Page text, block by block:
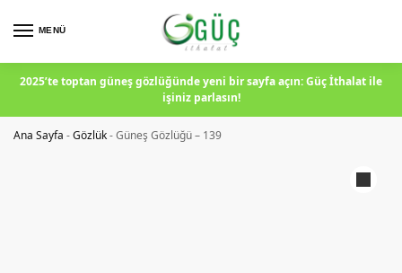
MENÜ
2025’te toptan güneş gözlüğünde yeni bir sayfa açın: Güç İthalat ile
işiniz parlasın!
Ana Sayfa -Gözlük-Güneş Gözlüğü – 139